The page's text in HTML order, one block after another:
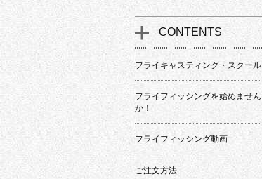
CONTENTS
フライキャスティング・スクール
フライフィッシングを始めません
か！
フライフィッシング動画
ご注文方法